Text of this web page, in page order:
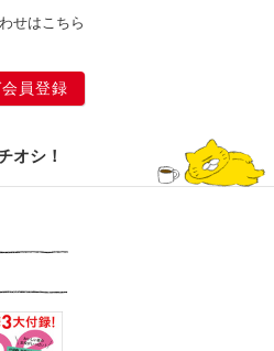
せはこちら
員登録
オシ！